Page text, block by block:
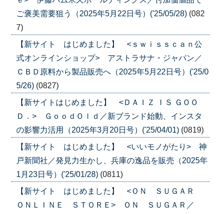
ご褒美需要狙う（2025年5月22日号）('25/05/28) (082
7)
【新サイト はじめました】 <ｓｗｉｓｓｃａｎ公
式オンラインショップ> アストラサナ・ジャパン／
ＣＢＤ原料から製品販売へ（2025年5月22日号）('25/0
5/26) (0827)
【新サイトはじめました】 <ＤＡＩＺ ＩＳ ＧＯＯ
Ｄ．> ＧｏｏｄＯｌｄ／新ブランド始動、インスタ
の影響力活用（2025年3月20日号）('25/04/01) (0819)
【新サイト はじめました】 <いいモノがたり> 神
戸新聞社／発見力生かし、兵庫の逸品を販売（2025年
1月23日号）('25/01/28) (0811)
【新サイト はじめました】 <ＯＮ ＳＵＧＡＲ
ＯＮＬＩＮＥ ＳＴＯＲＥ> ＯＮ ＳＵＧＡＲ／